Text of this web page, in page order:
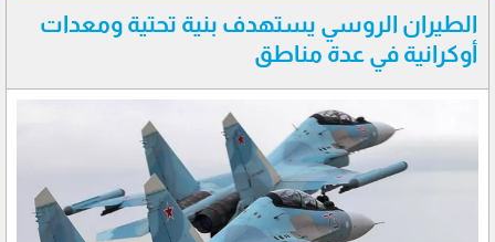
الطيران الروسي يستهدف بنية تحتية ومعدات
أوكرانية في عدة مناطق